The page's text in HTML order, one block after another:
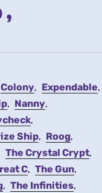
Colony
Expendable
Nanny
Ship
Roog
The Crystal Crypt
C
The Gun
The Infinities